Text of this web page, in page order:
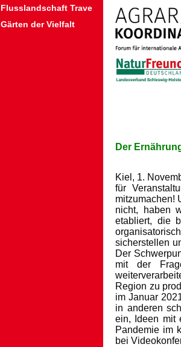
Flusslandschaft Trave
Gärten der Vielfalt
Der
Kiel, 1.
für
mitzumachen!
nicht, haben
etabliert, die
sicherstellen
Der
mit der
Region zu
im Januar
in anderen
ein, Ideen mit
Pandemie im
bei